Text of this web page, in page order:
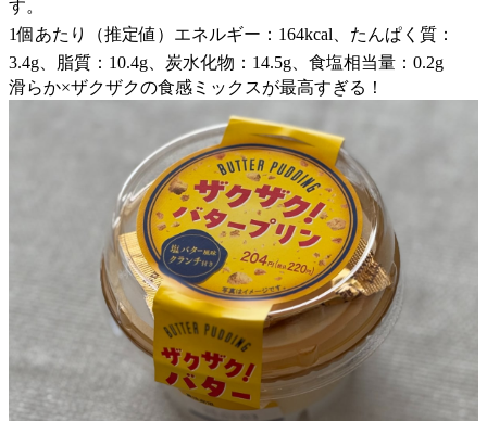
す。
1個あたり（推定値）エネルギー：164kcal、たんぱく質：
3.4g、脂質：10.4g、炭水化物：14.5g、食塩相当量：0.2g
滑らか×ザクザクの食感ミックスが最高すぎる！